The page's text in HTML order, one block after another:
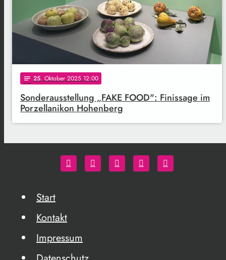
notes 25. Oktober 2025 12:00
Sonderausstellung „FAKE FOOD": Finissage im
Porzellanikon Hohenberg
Start
Kontakt
Impressum